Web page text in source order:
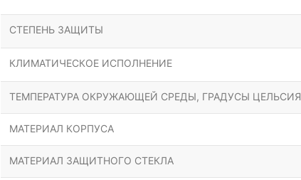
СТЕПЕНЬ ЗАЩИТЫ
КЛИМАТИЧЕСКОЕ ИСПОЛНЕНИЕ
ТЕМПЕРАТУРА ОКРУЖАЮЩЕЙ СРЕДЫ, ГРАДУСЫ ЦЕЛЬСИЯ
МАТЕРИАЛ КОРПУСА
МАТЕРИАЛ ЗАЩИТНОГО СТЕКЛА